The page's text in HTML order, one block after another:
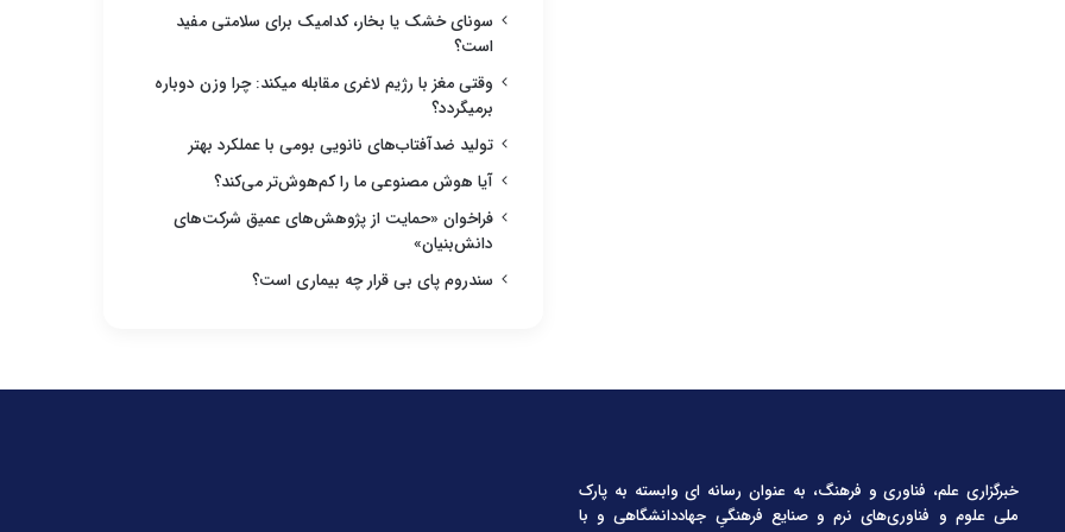
سونای خشک یا بخار، کدامیک برای سلامتی مفید
است؟
وقتی مغز با رژیم لاغری مقابله میکند: چرا وزن دوباره
برمیگردد؟
تولید ضدآفتاب‌های نانویی بومی با عملکرد بهتر
آیا هوش مصنوعی ما را کم‌هوش‌تر می‌کند؟
فراخوان «حمایت از پژوهش‌های عمیق شرکت‌های
دانش‌بنیان»
سندروم پای بی قرار چه بیماری است؟
خبرگزاری علم، فناوری و فرهنگ، به عنوان رسانه ای وابسته به پارک
ملی علوم و فناوری‌های نرم و صنایع فرهنگیِ جهاددانشگاهی و با